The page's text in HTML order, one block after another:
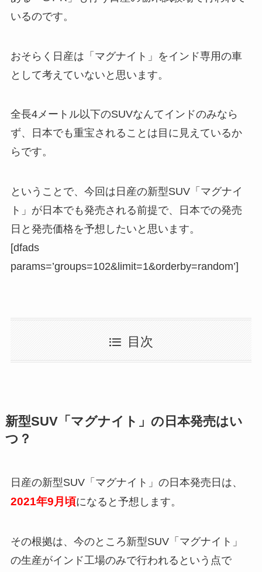
いるのです。
おそらく日産は「マグナイト」をインド専用の車
として考えていないと思います。
全長4メートル以下のSUVなんてインドのみなら
ず、日本でも重宝されることは目に見えているか
らです。
ということで、今回は日産の新型SUV「マグナイ
ト」が日本でも発売される前提で、日本での発売
日と発売価格を予想したいと思います。
[dfads
params=’groups=102&limit=1&orderby=random’]
目次
新型SUV「マグナイト」の日本発売はい
つ？
日産の新型SUV「マグナイト」の日本発売日は、
2021年9月頃になると予想します。
その根拠は、今のところ新型SUV「マグナイト」
の生産がインド工場のみで行われる という点で